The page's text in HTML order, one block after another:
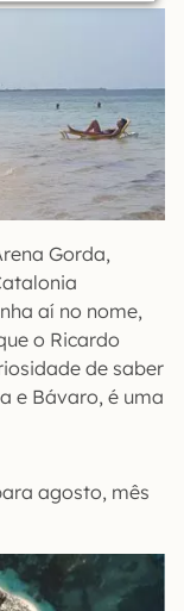
Gorda,
aí no nome,
o Ricardo
de saber
e Bávaro, é uma
agosto, mês